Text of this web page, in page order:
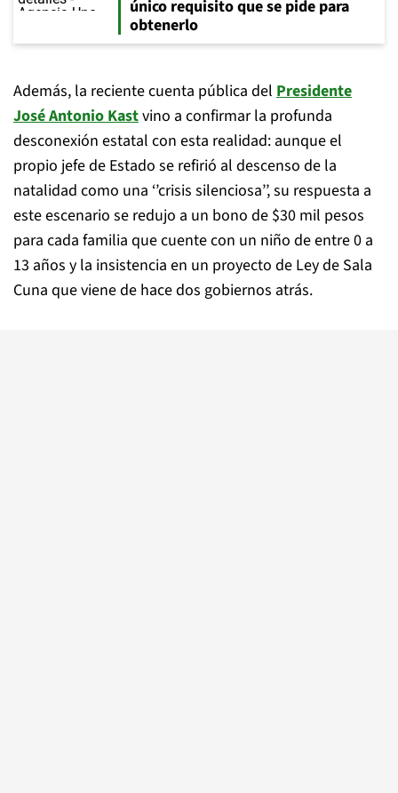
único requisito que se pide para
obtenerlo
Además, la reciente cuenta pública del Presidente
José Antonio Kastvino a confirmar la profunda
desconexión estatal con esta realidad: aunque el
propio jefe de Estado se refirió al descenso de la
natalidad como una ‘’crisis silenciosa’’, su respuesta a
este escenario se redujo a un bono de $30 mil pesos
para cada familia que cuente con un niño de entre 0 a
13 años y la insistencia en un proyecto de Ley de Sala
Cuna que viene de hace dos gobiernos atrás.